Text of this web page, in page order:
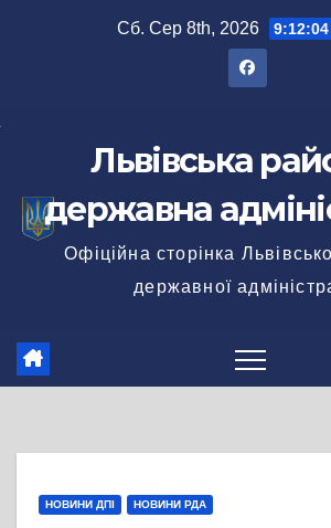
Сб. Сер 8th, 2026 9:12:04
Львівська
державна
Офіційна сторінка
державної
НОВИНИ ДПІ НОВИНИ РДА